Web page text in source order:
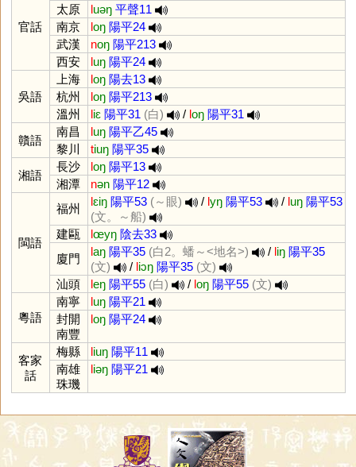
官話
太原
luəŋ 平聲11
南京
loŋ 陽平24
武漢
noŋ 陽平213
西安
luŋ 陽平24
吳語
上海 loŋ 陽去13
杭州
loŋ 陽平213
溫州
liɛ 陽平31 (白) / loŋ 陽平31
贛語
南昌 luŋ 陽平乙45
黎川
tiuŋ 陽平35
湘語
長沙 loŋ 陽平13
湘潭
nən 陽平12
閩語
福州
lɛiŋ 陽平53 (～眼) / lyŋ 陽平53 / luŋ 陽平53
(文。～船)
建甌
lœyŋ 陰去33
廈門
laŋ 陽平35 (白2。蟠～<地名>) / liŋ 陽平35
(文)
/ liɔŋ 陽平35 (文)
汕頭
leŋ 陽平55 (白) / loŋ 陽平55 (文)
粵語
南寧 luŋ 陽平21
封開
南豐
loŋ 陽平24
客家
話
梅縣 liuŋ 陽平11
南雄
珠璣
liəŋ 陽平21